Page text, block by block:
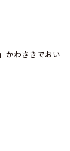
かわさきでおい